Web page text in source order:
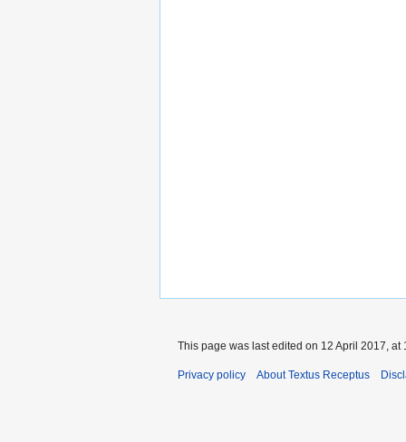
This page was last edited on 12 April 2017, at
Privacy policy About Textus Receptus